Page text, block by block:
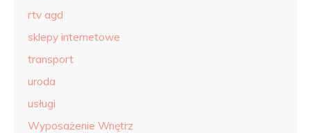
rtv agd
sklepy internetowe
transport
uroda
usługi
Wyposażenie Wnętrz